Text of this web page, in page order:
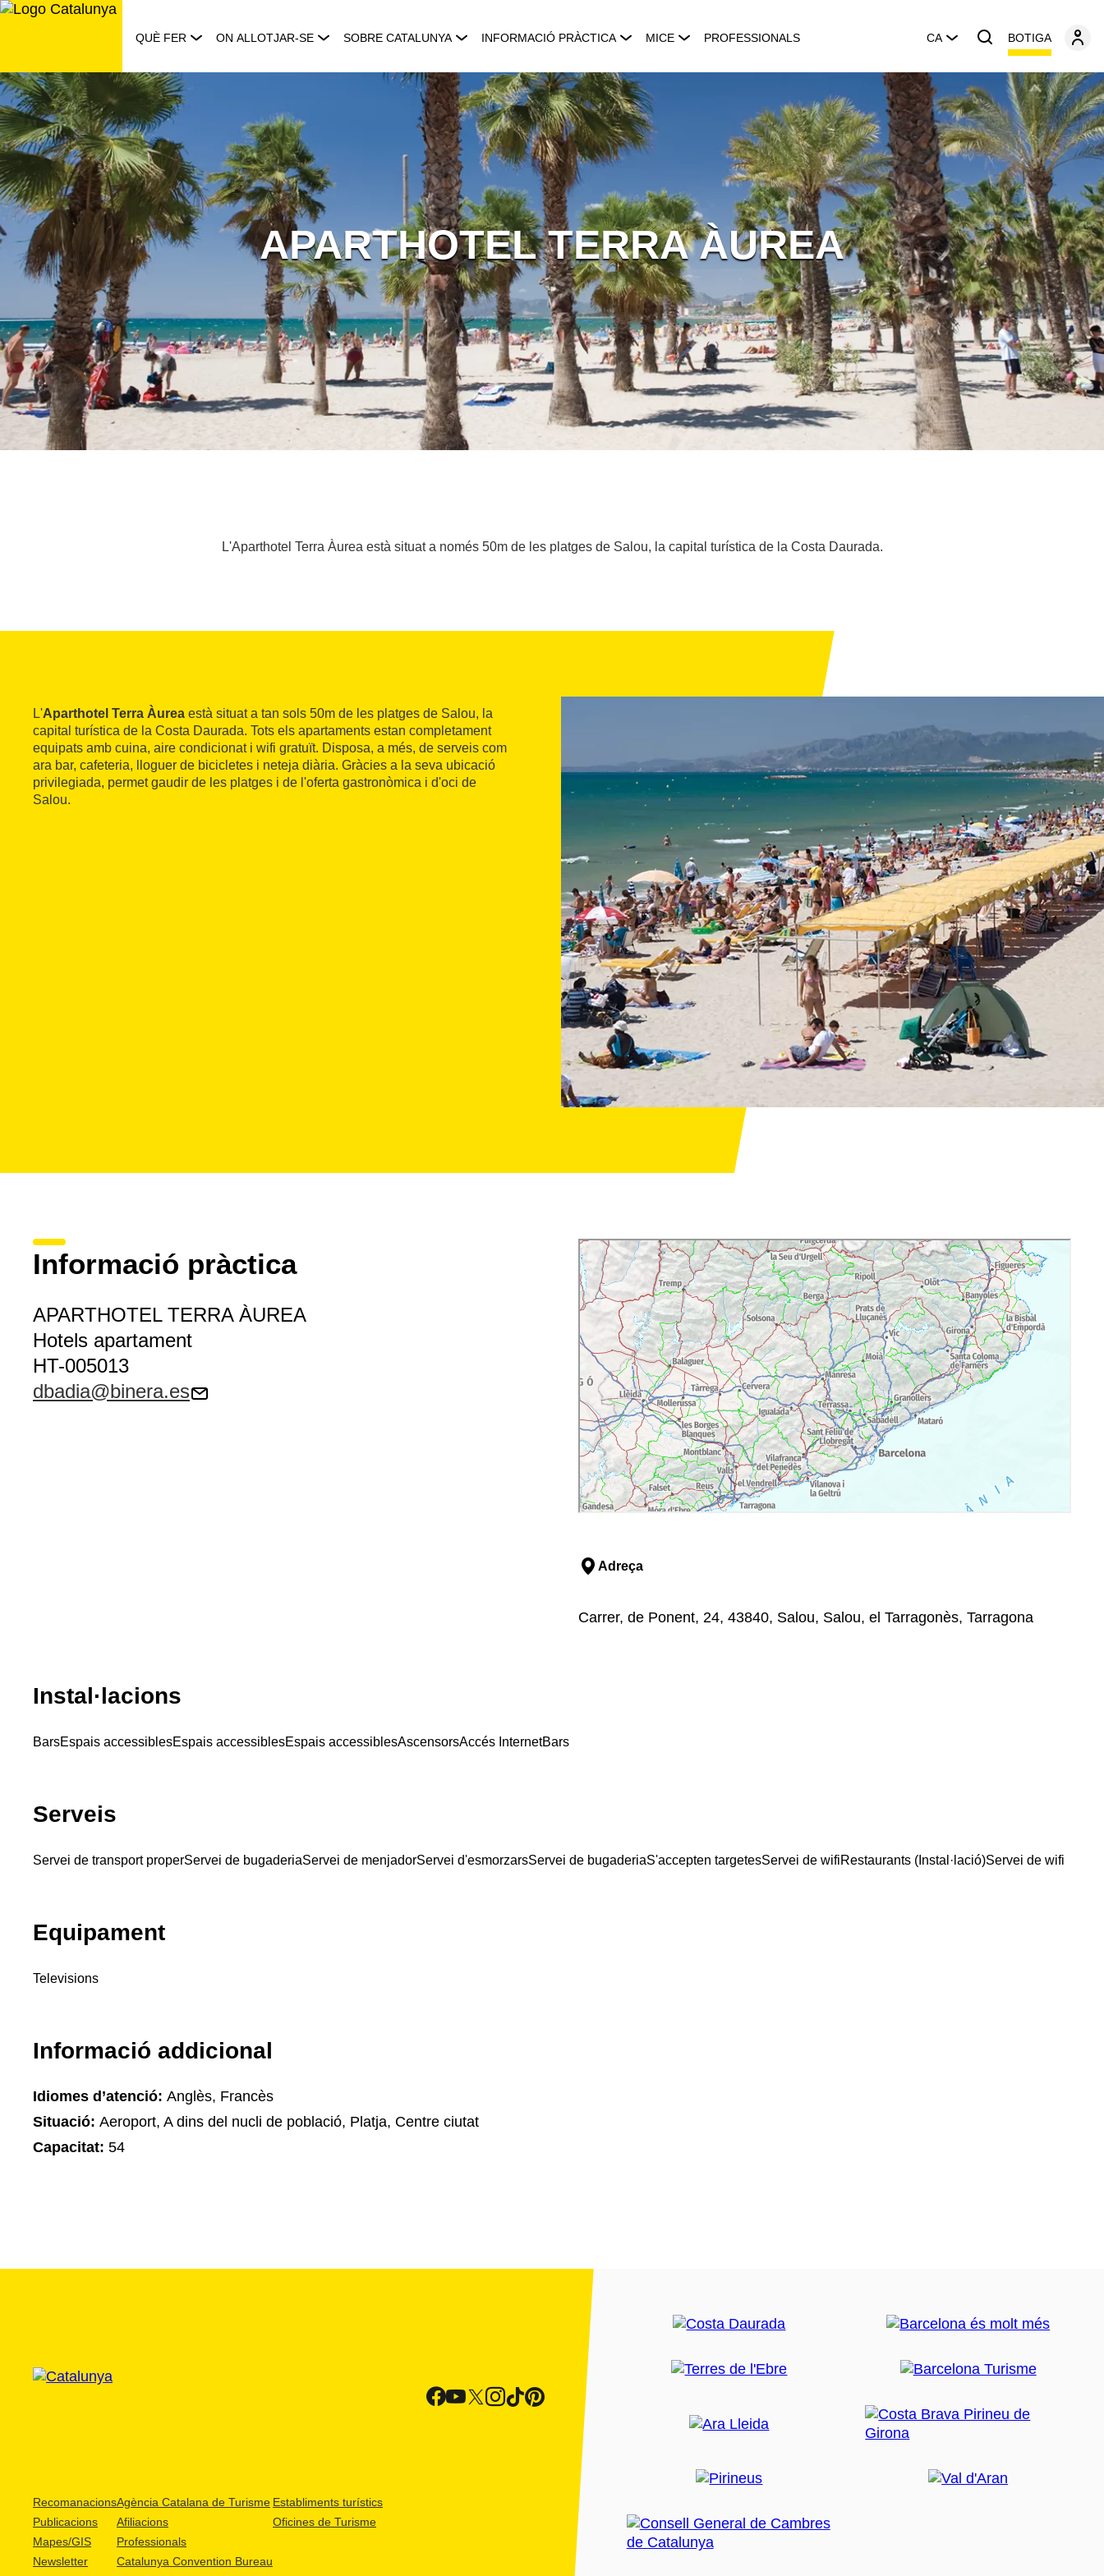
Saltar
QUÈ FER ON ALLOTJAR-SE SOBRE CATALUNYA INFORMACIÓ PRÀCTICA MICE PROFESSIONALS CA BOTIGA
APARTHOTEL TERRA ÀUREA
L'Aparthotel Terra Àurea està situat a només 50m de les platges de Salou, la capital turística de la Costa Daurada.
L'Aparthotel Terra Àurea està situat a tan sols 50m de les platges de Salou, la
capital turística de la Costa Daurada. Tots els apartaments estan completament
equipats amb cuina, aire condicionat i wifi gratuït. Disposa, a més, de serveis com
ara bar, cafeteria, lloguer de bicicletes i neteja diària. Gràcies a la seva ubicació
privilegiada, permet gaudir de les platges i de l'oferta gastronòmica i d'oci de
Salou.
Informació pràctica
APARTHOTEL TERRA ÀUREA
Hotels apartament
HT-005013
dbadia@binera.es
Adreça
Carrer, de Ponent, 24, 43840, Salou, Salou, el Tarragonès, Tarragona
Instal·lacions
BarsEspais accessiblesEspais accessiblesEspais accessiblesAscensorsAccés InternetBars
Serveis
Servei de transport properServei de bugaderiaServei de menjadorServei d'esmorzarsServei de bugaderiaS'accepten targetesServei de wifiRestaurants (Instal·lació)Servei de wifi
Equipament
Televisions
Informació addicional
Idiomes d’atenció: Anglès, Francès
Situació: Aeroport, A dins del nucli de població, Platja, Centre ciutat
Capacitat: 54
Recomanacions
Publicacions
Mapes/GIS
Newsletter
Agència Catalana de Turisme
Afiliacions
Professionals
Catalunya Convention Bureau
Establiments turístics
Oficines de Turisme